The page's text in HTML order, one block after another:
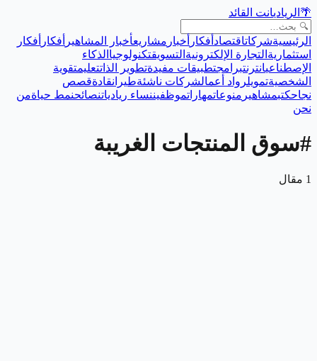
🌴 الرياديانت القائد
الرئيسيةشركاتاقتصاد أفكار أخبار مشاريعأخبار المشاهير أفكار أفكار
استثمارية التجارة الإلكترونية التسويقتكنولوجيا الذكاء
الإصطناعيانترنتبرامجتطبيقات مفيدةتطوير الذاتتعليمتقوية
الشخصيةتمويلرواد أعمالشركات ناشئةطيرانقادةقصص
نجاحكتبمشاهير منوعاتمهاراتموظفيننساء ريادياتنصائحنمط حياةمن
نحن
#سوق المنتجات الغريبة
1 مقال